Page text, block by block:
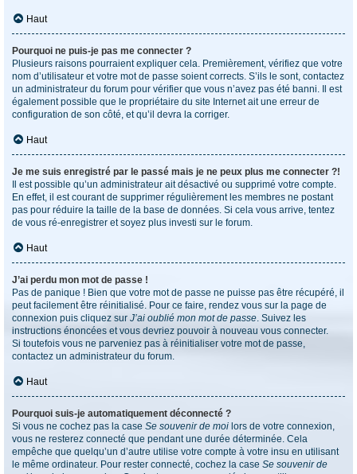
Haut
Pourquoi ne puis-je pas me connecter ?
Plusieurs raisons pourraient expliquer cela. Premièrement, vérifiez que votre
nom d’utilisateur et votre mot de passe soient corrects. S’ils le sont, contactez
un administrateur du forum pour vérifier que vous n’avez pas été banni. Il est
également possible que le propriétaire du site Internet ait une erreur de
configuration de son côté, et qu’il devra la corriger.
Haut
Je me suis enregistré par le passé mais je ne peux plus me connecter ?!
Il est possible qu’un administrateur ait désactivé ou supprimé votre compte.
En effet, il est courant de supprimer régulièrement les membres ne postant
pas pour réduire la taille de la base de données. Si cela vous arrive, tentez
de vous ré-enregistrer et soyez plus investi sur le forum.
Haut
J’ai perdu mon mot de passe !
Pas de panique ! Bien que votre mot de passe ne puisse pas être récupéré, il
peut facilement être réinitialisé. Pour ce faire, rendez vous sur la page de
connexion puis cliquez sur J’ai oublié mon mot de passe . Suivez les
instructions énoncées et vous devriez pouvoir à nouveau vous connecter.
Si toutefois vous ne parveniez pas à réinitialiser votre mot de passe,
contactez un administrateur du forum.
Haut
Pourquoi suis-je automatiquement déconnecté ?
Si vous ne cochez pas la case Se souvenir de moi lors de votre connexion,
vous ne resterez connecté que pendant une durée déterminée. Cela
empêche que quelqu’un d’autre utilise votre compte à votre insu en utilisant
le même ordinateur. Pour rester connecté, cochez la case Se souvenir de